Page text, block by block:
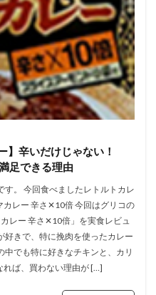
】辛いだけじゃない！
足できる理由
。 今回食べましたレトルトカレ
カレー 辛さ✕10倍 今回はグリコの
レー 辛さ✕10倍」を実食レビュ
好きで、特に挽肉を使ったカレー
中でも特に好きなチキンと、カリ
れば、買わない理由が […]